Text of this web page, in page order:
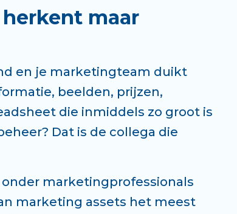
maar
en je marketingteam duikt
beelden, prijzen,
die inmiddels zo groot is
Dat is de collega die
marketingprofessionals
marketing assets het meest